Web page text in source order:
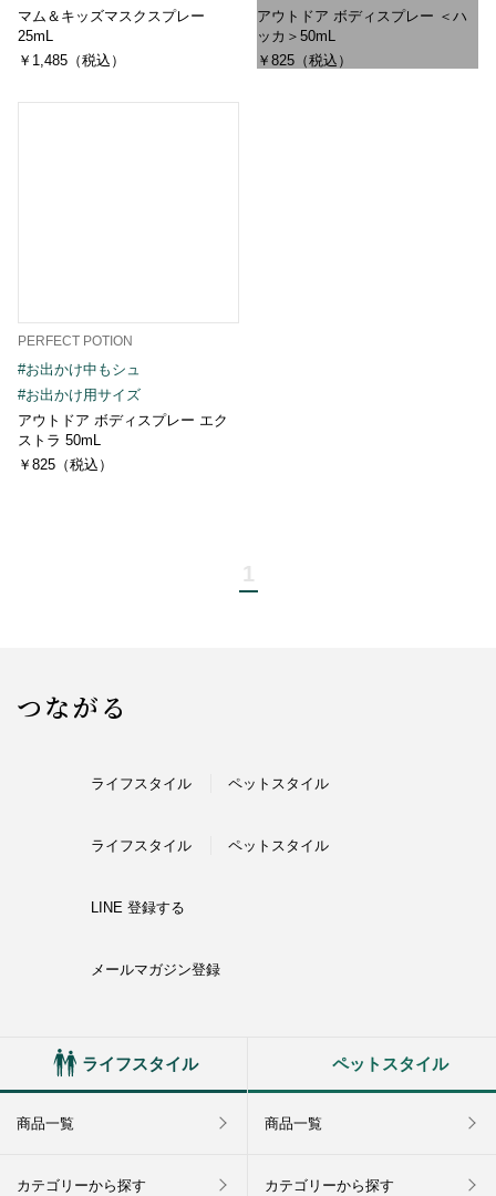
マム＆キッズマスクスプレー
25mL
￥1,485（税込）
アウトドア ボディスプレー ＜ハ
ッカ＞50mL
￥825（税込）
PERFECT POTION
#お出かけ中もシュ
#お出かけ用サイズ
アウトドア ボディスプレー エク
ストラ 50mL
￥825（税込）
1
つながる
ライフスタイル ペットスタイル
ライフスタイル ペットスタイル
LINE 登録する
メールマガジン登録
ライフスタイル
商品一覧
カテゴリーから探す
ペットスタイル
商品一覧
カテゴリーから探す